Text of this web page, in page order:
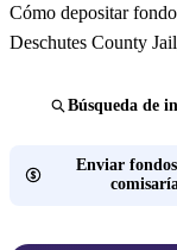
Cómo depositar
Deschutes County
Búsqueda de
Enviar